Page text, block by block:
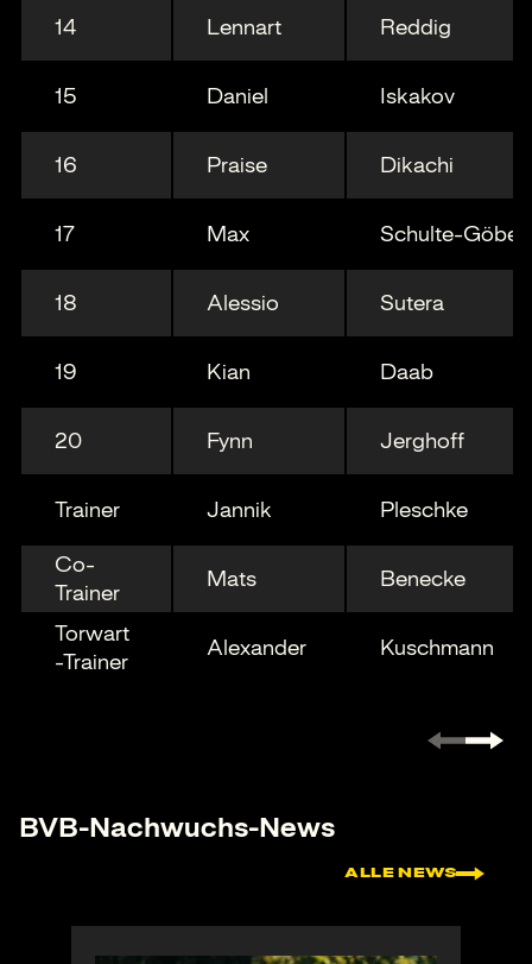
14 Lennart Reddig
15 Daniel Iskakov
16 Praise Dikachi
17 Max Schulte-Göbel
18 Alessio Sutera
19 Kian Daab
20 Fynn Jerghoff
Trainer Jannik Pleschke
Co-
Trainer
Mats Benecke
Torwart
-Trainer
Alexander Kuschmann
BVB-Nachwuchs-News
ALLE NEWS